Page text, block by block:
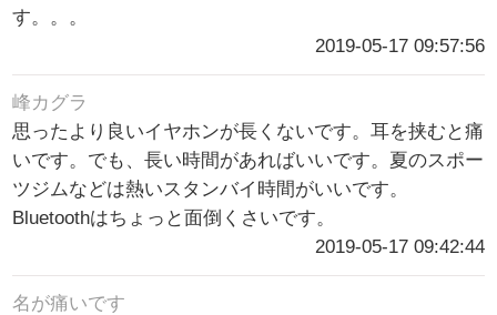
す。。。
2019-05-17 09:57:56
峰カグラ
思ったより良いイヤホンが長くないです。耳を挟むと痛
いです。でも、長い時間があればいいです。夏のスポー
ツジムなどは熱いスタンバイ時間がいいです。
Bluetoothはちょっと面倒くさいです。
2019-05-17 09:42:44
名が痛いです